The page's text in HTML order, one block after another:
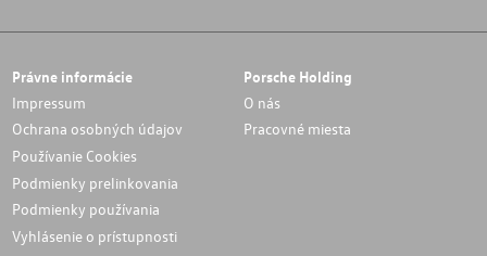
Právne informácie
Impressum
Ochrana osobných údajov
Používanie Cookies
Podmienky prelinkovania
Podmienky používania
Vyhlásenie o prístupnosti
Porsche Holding
O nás
Pracovné miesta